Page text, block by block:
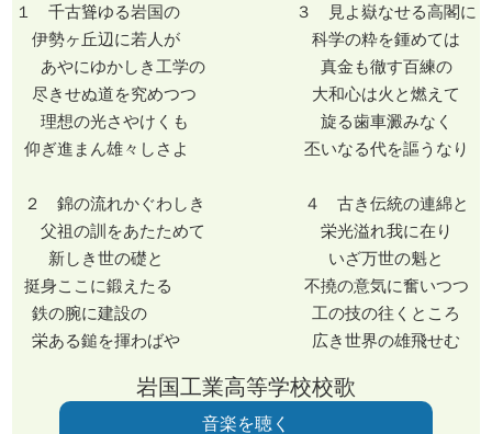
１ 千古聳ゆる岩国の ３ 見よ嶽なせる高閣に
伊勢ヶ丘辺に若人が 科学の粋を鍾めては
あやにゆかしき工学の 真金も徹す百練の
尽きせぬ道を究めつつ 大和心は火と燃えて
理想の光さやけくも 旋る歯車澱みなく
仰ぎ進まん雄々しさよ 丕いなる代を謳うなり
２ 錦の流れかぐわしき ４ 古き伝統の連綿と
父祖の訓をあたためて 栄光溢れ我に在り
新しき世の礎と いざ万世の魁と
挺身ここに鍛えたる 不撓の意気に奮いつつ
鉄の腕に建設の 工の技の往くところ
栄ある鎚を揮わばや 広き世界の雄飛せむ
岩国工業高等学校校歌
音楽を聴く